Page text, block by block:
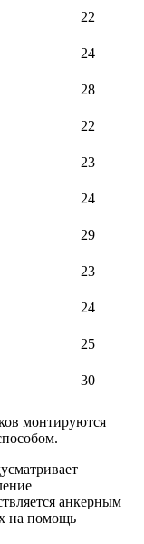
22
24
28
22
23
24
29
23
24
25
30
монтируются
анкерным
на помощь